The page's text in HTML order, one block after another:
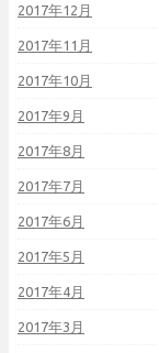
2017年12月
2017年11月
2017年10月
2017年9月
2017年8月
2017年7月
2017年6月
2017年5月
2017年4月
2017年3月